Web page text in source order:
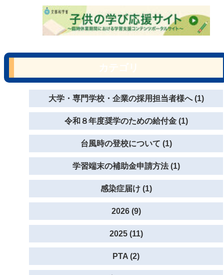
大学・専門学校・企業の採用担当者様へ (1)
令和８年度奨学のための給付金 (1)
台風時の登校について (1)
学習端末の補助金申請方法 (1)
感染症届け (1)
2026 (9)
2025 (11)
PTA (2)